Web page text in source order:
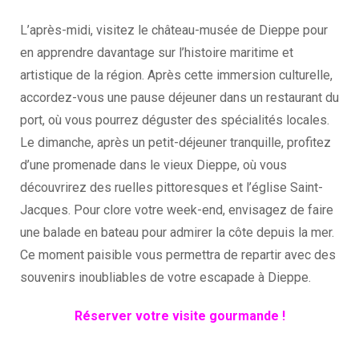
L’après-midi, visitez le château-musée de Dieppe pour
en apprendre davantage sur l’histoire maritime et
artistique de la région. Après cette immersion culturelle,
accordez-vous une pause déjeuner dans un restaurant du
port, où vous pourrez déguster des spécialités locales.
Le dimanche, après un petit-déjeuner tranquille, profitez
d’une promenade dans le vieux Dieppe, où vous
découvrirez des ruelles pittoresques et l’église Saint-
Jacques. Pour clore votre week-end, envisagez de faire
une balade en bateau pour admirer la côte depuis la mer.
Ce moment paisible vous permettra de repartir avec des
souvenirs inoubliables de votre escapade à Dieppe.
Réserver votre visite gourmande !